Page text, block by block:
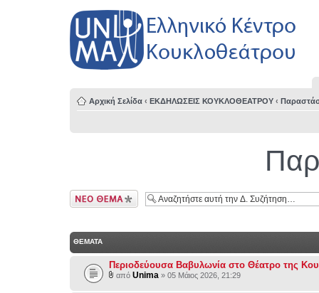
Αρχική Σελίδα ‹ ΕΚΔΗΛΩΣΕΙΣ ΚΟΥΚΛΟΘΕΑΤΡΟΥ ‹
Δημιουργία νέου
θέματος
ΘΕΜΑΤΑ
Περιοδεύουσα Βαβυλωνία στο Θέατρο της
από Unima » 05 Μάιος 2026, 21:29